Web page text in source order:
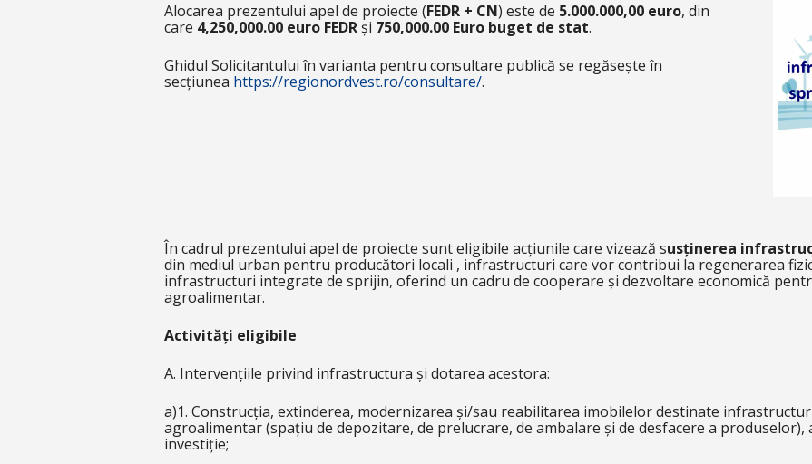
Alocarea prezentului apel de proiecte (FEDR + CN) este de 5.000.000,00 euro, din
care 4,250,000.00 euro FEDRși 750,000.00 Euro buget de stat.
Ghidul Solicitantului în varianta pentru consultare publică se regăsește în
secțiunea https://regionordvest.ro/consultare/.
În cadrul prezentului apel de proiecte sunt eligibile acțiunile care vizează susținerea
din mediul urban pentru producători locali , infrastructuri care vor contribui la regenerarea
infrastructuri integrate de sprijin, oferind un cadru de cooperare și dezvoltare economică
agroalimentar.
Activități eligibile
A. Intervențiile privind infrastructura și dotarea acestora:
a)1. Construcția, extinderea, modernizarea și/sau reabilitarea imobilelor destinate
agroalimentar (spațiu de depozitare, de prelucrare, de ambalare și de desfacere a
investiție;